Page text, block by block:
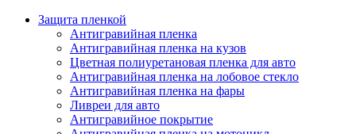
Защита пленкой
Антигравийная пленка
Антигравийная пленка на кузов
Цветная полиуретановая пленка для авто
Антигравийная пленка на лобовое стекло
Антигравийная пленка на фары
Ливреи для авто
Антигравийное покрытие